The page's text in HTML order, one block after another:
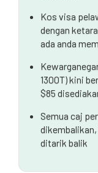
Kos visa
dengan
ada anda
1300T) kini
$85
Semua caj
ditarik balik